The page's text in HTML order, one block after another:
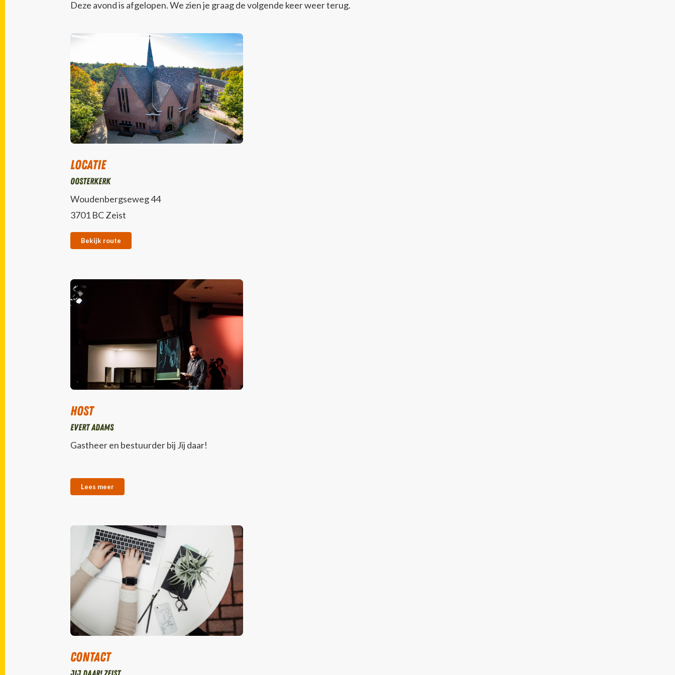
Deze avond is afgelopen. We zien je graag de volgende keer weer terug.
Locatie
Oosterkerk
Woudenbergseweg 44
3701 BC Zeist
Bekijk route
Host
Evert Adams
Gastheer en bestuurder bij Jij daar!
Lees meer
Contact